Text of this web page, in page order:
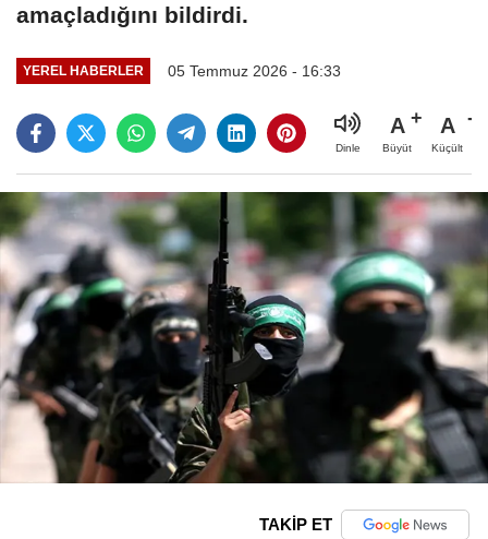
amaçladığını bildirdi.
YEREL HABERLER 05 Temmuz 2026 - 16:33
Dinle
A
Büyüt
A
Küçült
TAKİP ET